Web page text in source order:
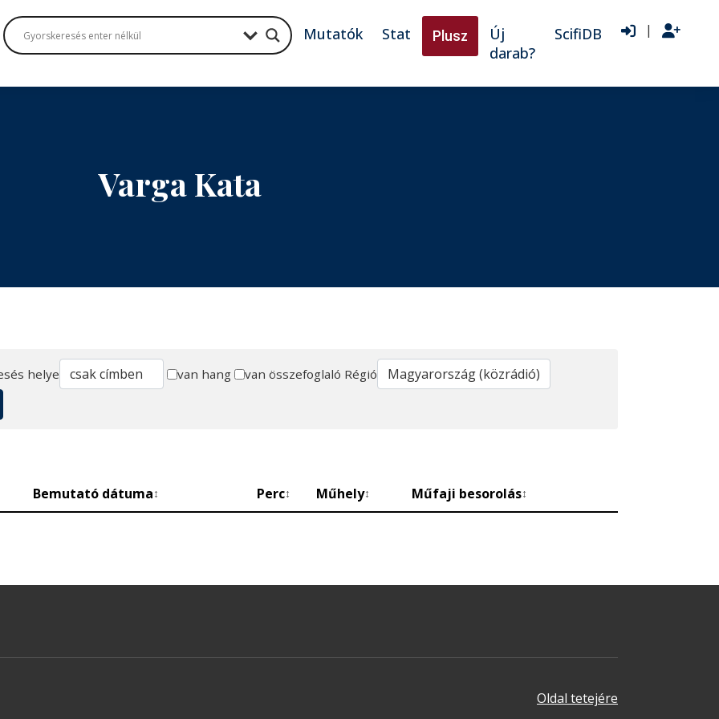
Mutatók Stat Plusz
Új
darab?
ScifiDB |
Varga Kata
helye van hang van összefoglaló Régió
Bemutató dátuma↕ Perc↕ Műhely↕ Műfaji besorolás↕
Oldal tetejére